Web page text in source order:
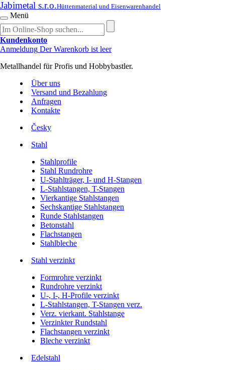
Jabimetal s.r.o.Hüttenmaterial und Eisenwarenhandel
Menü
Kundenkonto
Anmeldung Der Warenkorb ist leer
Metallhandel für Profis und Hobbybastler.
Über uns
Versand und Bezahlung
Anfragen
Kontakte
Česky
Stahl
Stahlprofile
Stahl Rundrohre
U-Stahlträger, I- und H-Stangen
L-Stahlstangen, T-Stangen
Vierkantige Stahlstangen
Sechskantige Stahlstangen
Runde Stahlstangen
Betonstahl
Flachstangen
Stahlbleche
Stahl verzinkt
Formrohre verzinkt
Rundrohre verzinkt
U-, I-, H-Profile verzinkt
L-Stahlstangen, T-Stangen verz.
Verz. vierkant. Stahlstange
Verzinkter Rundstahl
Flachstangen verzinkt
Bleche verzinkt
Edelstahl